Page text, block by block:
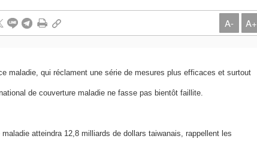
A- A+
maladie, qui réclament une série de mesures plus efficaces et surtout
de couverture maladie ne fasse pas bientôt faillite.
atteindra 12,8 milliards de dollars taiwanais, rappellent les